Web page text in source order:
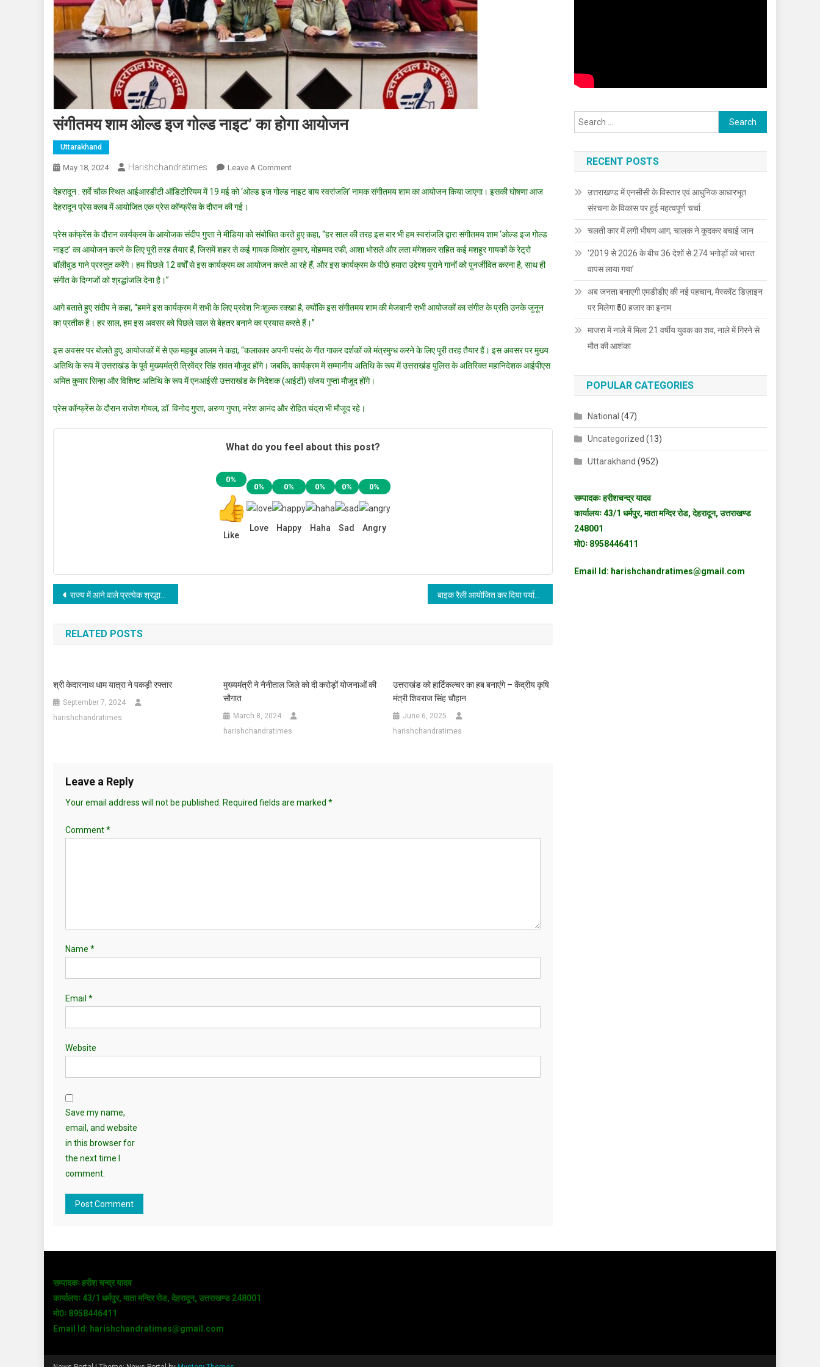
संगीतमय शाम ओल्ड इज गोल्ड नाइट’ का होगा आयोजन
Uttarakhand
May 18, 2024 Harishchandratimes Leave A CommentOn
शाम
गोल्ड
नाइट’
का
देहरादून : सर्वे चौक स्थित आईआरडीटी ऑडिटोरियम में 19 मई को ‘ओल्ड इज गोल्ड नाइट बाय स्वरांजलि’ नामक संगीतमय शाम का आयोजन किया जाएगा। इसकी घोषणा आज
देहरादून प्रेस क्लब में आयोजित एक प्रेस कॉन्फ्रेंस के दौरान की गई।
प्रेस कांफ्रेंस के दौरान कार्यक्रम के आयोजक संदीप गुप्ता ने मीडिया को संबोधित करते हुए कहा, “हर साल की तरह इस बार भी हम स्वरांजलि द्वारा संगीतमय शाम ‘ओल्ड इज गोल्ड
नाइट’ का आयोजन करने के लिए पूरी तरह तैयार हैं, जिसमें शहर से कई गायक किशोर कुमार, मोहम्मद रफी, आशा भोसले और लता मंगेशकर सहित कई मशहूर गायकों के रेट्रो
बॉलीवुड गाने प्रस्तुत करेंगे। हम पिछले 12 वर्षों से इस कार्यक्रम का आयोजन करते आ रहे हैं, और इस कार्यक्रम के पीछे हमारा उद्देश्य पुराने गानों को पुनर्जीवित करना है, साथ ही
संगीत के दिग्गजों को श्रद्धांजलि देना है।”
आगे बताते हुए संदीप ने कहा, “हमने इस कार्यक्रम में सभी के लिए प्रवेश निःशुल्क रक्खा है, क्योंकि इस संगीतमय शाम की मेजबानी सभी आयोजकों का संगीत के प्रति उनके जुनून
का प्रतीक है। हर साल, हम इस अवसर को पिछले साल से बेहतर बनाने का प्रयास करते हैं।”
इस अवसर पर बोलते हुए, आयोजकों में से एक महबूब आलम ने कहा, “कलाकार अपनी पसंद के गीत गाकर दर्शकों को मंत्रमुग्ध करने के लिए पूरी तरह तैयार हैं। इस अवसर पर मुख्य
अतिथि के रूप में उत्तराखंड के पूर्व मुख्यमंत्री त्रिवेंद्र सिंह रावत मौजूद होंगे। जबकि, कार्यक्रम में सम्मानीय अतिथि के रूप में उत्तराखंड पुलिस के अतिरिक्त महानिदेशक आईपीएस
अमित कुमार सिन्हा और विशिष्ट अतिथि के रूप में एनआईसी उत्तराखंड के निदेशक (आईटी) संजय गुप्ता मौजूद होंगे।
प्रेस कॉन्फ्रेंस के दौरान राजेश गोयल, डॉ. विनोद गुप्ता, अरुण गुप्ता, नरेश आनंद और रोहित चंद्रा भी मौजूद रहे।
What do you feel about this post?
0%
Like
0%
Love
0%
Happy
0%
Haha
0%
Sad
0%
Angry
Post
navigation
राज्य में आने वाले प्रत्येक श्रद्धालु को चार धाम के दर्शन करवाना हमारी जिम्मेदारी : मुख्यमंत्री बाइक रैली आयोजित कर दिया पर्यावरण बचाओ का संदेश
RELATED POSTS
श्री केदारनाथ धाम यात्रा ने पकड़ी रफ्तार
September 7, 2024
harishchandratimes
मुख्यमंत्री ने नैनीताल जिले को दी करोड़ों योजनाओं की
सौगात
March 8, 2024
harishchandratimes
उत्तराखंड को हार्टिकल्चर का हब बनाएंगे – केंद्रीय कृषि
मंत्री शिवराज सिंह चौहान
June 6, 2025
harishchandratimes
Leave a Reply
Your email address will not be published. Required fields are marked *
Comment*
Name *
Email *
Website
Save my name,
email, and website
in this browser for
the next time I
comment.
Search
for:
RECENT POSTS
उत्तराखण्ड में एनसीसी के विस्तार एवं आधुनिक आधारभूत
संरचना के विकास पर हुई महत्वपूर्ण चर्चा
चलती कार में लगी भीषण आग, चालक ने कूदकर बचाई जान
‘2019 से 2026 के बीच 36 देशों से 274 भगोड़ों को भारत
वापस लाया गया’
अब जनता बनाएगी एमडीडीए की नई पहचान, मैस्कॉट डिज़ाइन
पर मिलेगा ₹50 हजार का इनाम
माजरा में नाले में मिला 21 वर्षीय युवक का शव, नाले में गिरने से
मौत की आशंका
POPULAR CATEGORIES
National (47)
Uncategorized (13)
Uttarakhand (952)
सम्पादकः हरीशचन्द्र यादव
कार्यालयः 43/1 धर्मपुर, माता मन्दिर रोड, देहरादून, उत्तराखण्ड
248001
मो0ः 8958446411
Email Id: harishchandratimes@gmail.com
सम्पादकः हरीश चन्द्र यादव
कार्यालयः 43/1 धर्मपुर, माता मन्दिर रोड, देहरादून, उत्तराखण्ड 248001
मो0ः 8958446411
Email Id: harishchandratimes@gmail.com